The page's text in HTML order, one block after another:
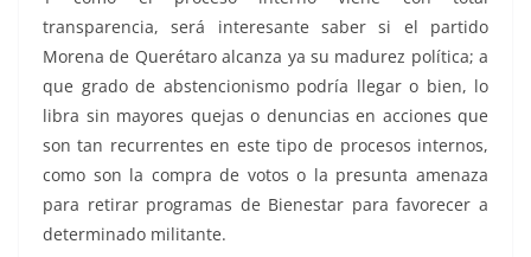
transparencia, será interesante saber si el partido
Morena de Querétaro alcanza ya su madurez política; a
que grado de abstencionismo podría llegar o bien, lo
libra sin mayores quejas o denuncias en acciones que
son tan recurrentes en este tipo de procesos internos,
como son la compra de votos o la presunta amenaza
para retirar programas de Bienestar para favorecer a
determinado militante.